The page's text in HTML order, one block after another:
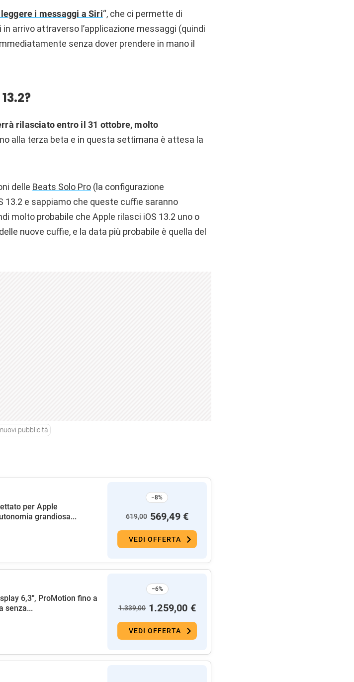
i messaggi a Siri“, che ci permette di
arrivo attraverso l’applicazione messaggi (quindi
senza dover prendere in mano il
rilasciato entro il 31 ottobre, molto
alla terza beta e in questa settimana è attesa la
delle Beats Solo Pro (la configurazione
13.2 e sappiamo che queste cuffie saranno
molto probabile che Apple rilasci iOS 13.2 uno o
nuove cuffie, e la data più probabile è quella del
pubblicità
per Apple
grandiosa...
−8%
619,00 569,49 €
VEDI OFFERTA
6,3", ProMotion fino a
senza...
−6%
1.339,00 1.259,00 €
VEDI OFFERTA